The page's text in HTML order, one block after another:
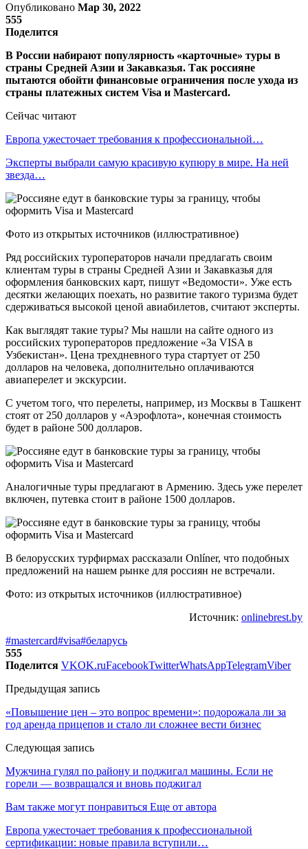
Опубликовано Мар 30, 2022
555
Поделится
В России набирают популярность «карточные» туры в
страны Средней Азии и Закавказья. Так россияне
пытаются обойти финансовые ограничения после ухода из
страны платежных систем Visa и Mastercard.
Сейчас читают
Европа ужесточает требования к профессиональной…
Эксперты выбрали самую красивую купюру в мире. На ней
звезда…
Фото из открытых источников (иллюстративное)
Ряд российских туроператоров начали предлагать своим
клиентам туры в страны Средней Азии и Закавказья для
оформления банковских карт, пишут «Ведомости». Уже есть
десятки желающих поехать, но развитие такого туризма будет
сдерживаться высокой ценой авиабилетов, считают эксперты.
Как выглядят такие туры? Мы нашли на сайте одного из
российских туроператоров предложение «За VISA в
Узбекистан». Цена трехдневного тура стартует от 250
долларов на человека, дополнительно оплачиваются
авиаперелет и экскурсии.
С учетом того, что перелеты, например, из Москвы в Ташкент
стоят от 250 долларов у «Аэрофлота», конечная стоимость
будет в районе 500 долларов.
Аналогичные туры предлагают в Армению. Здесь уже перелет
включен, путевка стоит в районе 1500 долларов.
В белорусских турфирмах рассказали Onlíner, что подобных
предложений на нашем рынке для россиян не встречали.
Фото: из открытых источников (иллюстративное)
Источник: onlinebrest.by
#mastercard#visa#беларусь
555
Поделится VKOK.ruFacebookTwitterWhatsAppTelegramViber
Предыдущая запись
«Повышение цен – это вопрос времени»: подорожала ли за
год аренда прицепов и стало ли сложнее вести бизнес
Следующая запись
Мужчина гулял по району и поджигал машины. Если не
горели — возвращался и вновь поджигал
Вам также могут понравиться Еще от автора
Европа ужесточает требования к профессиональной
сертификации: новые правила вступили…